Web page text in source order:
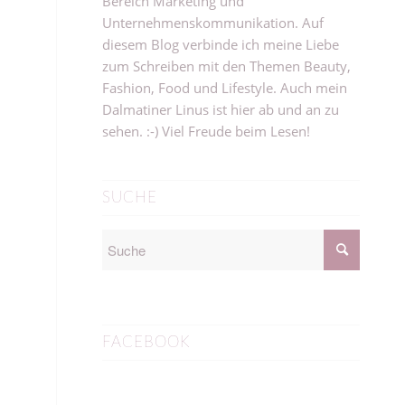
Unternehmenskommunikation. Auf
diesem Blog verbinde ich meine Liebe
zum Schreiben mit den Themen Beauty,
Fashion, Food und Lifestyle. Auch mein
Dalmatiner Linus ist hier ab und an zu
sehen. :-) Viel Freude beim Lesen!
SUCHE
FACEBOOK